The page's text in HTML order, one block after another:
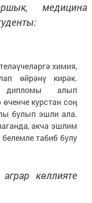
медицина
химия,
өйрәнү кирәк.
дипломы алып
курстан соң
булып эшли ала.
акча эшлим
табиб булу
көллияте